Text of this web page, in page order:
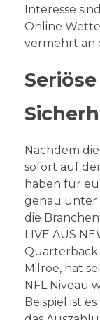
Interesse
Online
vermehrt an
Nachdem
sofort auf
haben für
genau unter
die
LIVE AUS
Quarterback
Milroe, hat
NFL Niveau
Beispiel ist